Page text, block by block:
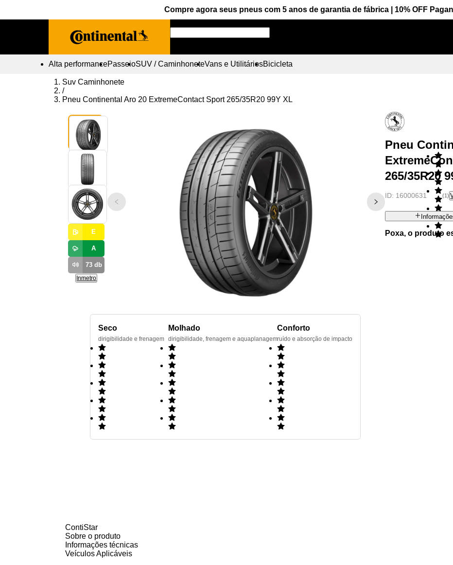
Compre agora seus pneus com 5 anos de garantia de fábrica | 10% OFF
Alta performancePasseioSUV / CaminhoneteVans e UtilitáriosBicicleta
Suv Caminhonete
/
Pneu Continental Aro 20 ExtremeContact Sport 265/35R20 99Y XL
E
A
73db
Inmetro
Seco
dirigibilidade e frenagem
Molhado
dirigibilidade, frenagem e aquaplanagem
Conforto
ruído e absorção de impacto
Pneu
265/35R20
ID: 16000631 (1)
Poxa, o produto
ContiStar
Sobre o produto
Informações técnicas
Veículos Aplicáveis